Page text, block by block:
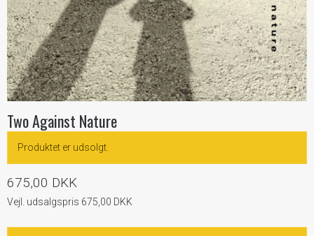
Two Against Nature
Produktet er udsolgt.
675,00 DKK
Vejl. udsalgspris 675,00 DKK